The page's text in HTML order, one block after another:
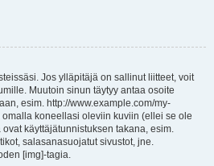
Jos ylläpitäjä on sallinut liitteet, voit
Muutoin sinun täytyy antaa osoite
esim. http://www.example.com/my-
koneellasi oleviin kuviin (ellei se ole
käyttäjätunnistuksen takana, esim.
salasanasuojatut sivustot, jne.
[img]-tagia.